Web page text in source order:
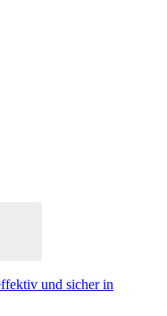
und sicher in